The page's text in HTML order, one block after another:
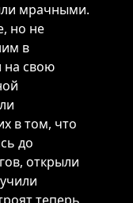
мрачными.
но не
в
на свою
в том, что
до
открыли